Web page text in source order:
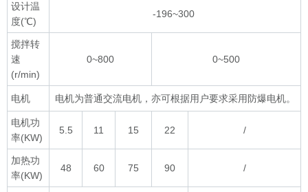
设计温
度(℃)
-196~300
搅拌转
速
(r/min)
0~800 0~500
电机 电机为普通交流电机，亦可根据用户要求采用防爆电机。
电机功
率(KW)
5.5 11 15 22 /
加热功
率(KW)
48 60 75 90 /